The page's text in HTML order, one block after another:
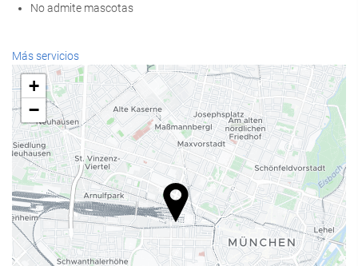
No admite mascotas
Bienestar
Spa
Hammam
Sauna
Gimnasio
Servicios de recepción
Recepción 24 horas
Guardaequipaje
Más servicios
+
−